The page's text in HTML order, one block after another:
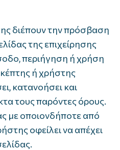
διέπουν την πρόσβαση
της επιχείρησης
περιήγηση ή χρήση
ή χρήστης
κατανοήσει και
τους παρόντες όρους.
με οποιονδήποτε από
οφείλει να απέχει